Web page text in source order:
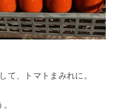
て、トマトまみれに。